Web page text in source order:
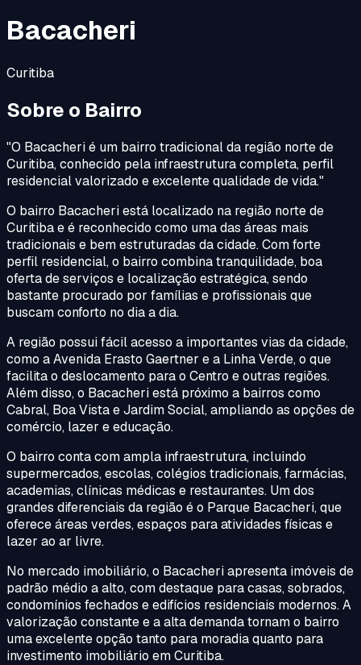
Bacacheri
Curitiba
Sobre o Bairro
"O Bacacheri é um bairro tradicional da região norte de
Curitiba, conhecido pela infraestrutura completa, perfil
residencial valorizado e excelente qualidade de vida."
O bairro Bacacheri está localizado na região norte de
Curitiba e é reconhecido como uma das áreas mais
tradicionais e bem estruturadas da cidade. Com forte
perfil residencial, o bairro combina tranquilidade, boa
oferta de serviços e localização estratégica, sendo
bastante procurado por famílias e profissionais que
buscam conforto no dia a dia.
A região possui fácil acesso a importantes vias da cidade,
como a Avenida Erasto Gaertner e a Linha Verde, o que
facilita o deslocamento para o Centro e outras regiões.
Além disso, o Bacacheri está próximo a bairros como
Cabral, Boa Vista e Jardim Social, ampliando as opções de
comércio, lazer e educação.
O bairro conta com ampla infraestrutura, incluindo
supermercados, escolas, colégios tradicionais, farmácias,
academias, clínicas médicas e restaurantes. Um dos
grandes diferenciais da região é o Parque Bacacheri, que
oferece áreas verdes, espaços para atividades físicas e
lazer ao ar livre.
No mercado imobiliário, o Bacacheri apresenta imóveis de
padrão médio a alto, com destaque para casas, sobrados,
condomínios fechados e edifícios residenciais modernos. A
valorização constante e a alta demanda tornam o bairro
uma excelente opção tanto para moradia quanto para
investimento imobiliário em Curitiba.